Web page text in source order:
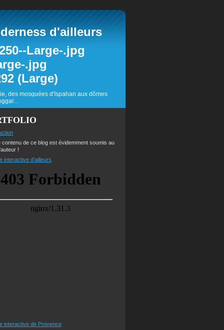
d'ailleurs
des mosquées d'Ispahan aux dômes
contenu de ce blog est évidemment soumis au
!
interactive d'ailleurs
interactive de Provence